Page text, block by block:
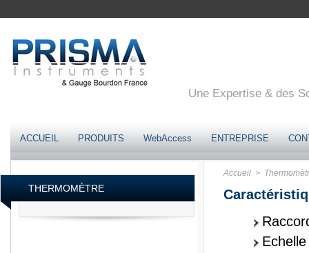
Une Expertise & des
ACCUEIL PRODUITS WebAccess ENTREPRISE
THERMOMÈTRE
Accueil >